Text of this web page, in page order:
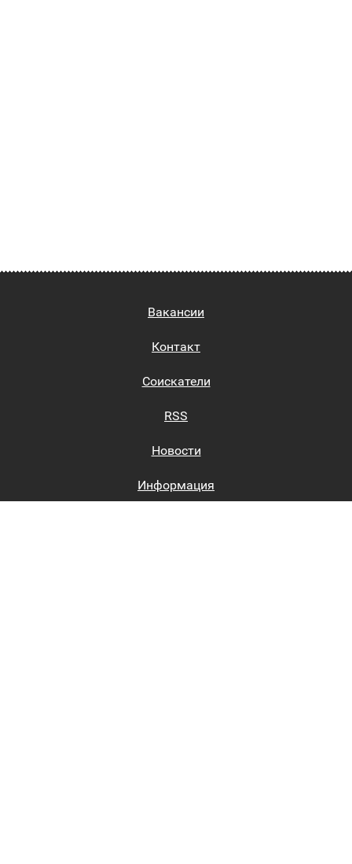
Вакансии
Контакт
Соискатели
RSS
Новости
Информация